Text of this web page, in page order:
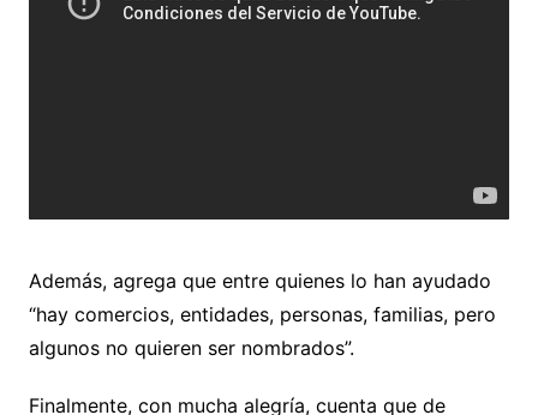
Además, agrega que entre quienes lo han ayudado
“hay comercios, entidades, personas, familias, pero
algunos no quieren ser nombrados”.
Finalmente, con mucha alegría, cuenta que de